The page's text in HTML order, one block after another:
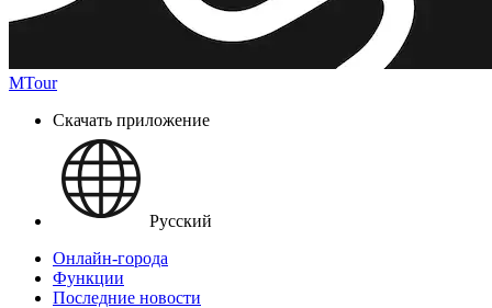
MTour
Скачать приложение
Русский
Онлайн-города
Функции
Последние новости